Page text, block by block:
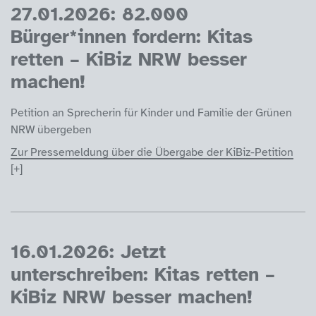
27.01.2026: 82.000
Bürger*innen fordern: Kitas
retten – KiBiz NRW besser
machen!
Petition an Sprecherin für Kinder und Familie der Grünen
NRW übergeben
Zur Pressemeldung über die Übergabe der KiBiz-Petition
16.01.2026: Jetzt
unterschreiben: Kitas retten –
KiBiz NRW besser machen!